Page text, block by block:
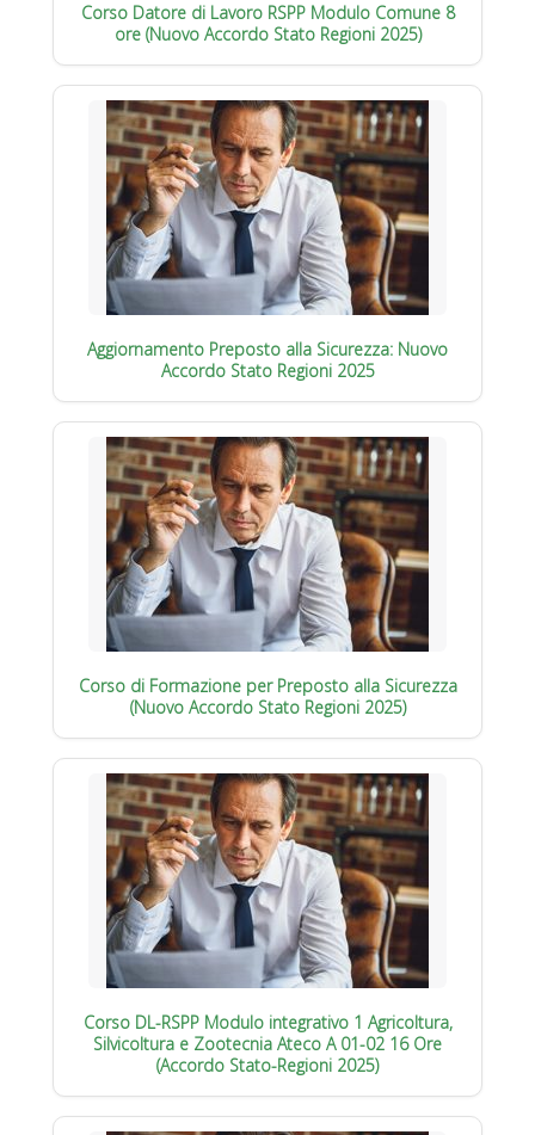
Corso Datore di Lavoro RSPP Modulo Comune 8
ore (Nuovo Accordo Stato Regioni 2025)
Aggiornamento Preposto alla Sicurezza: Nuovo
Accordo Stato Regioni 2025
Corso di Formazione per Preposto alla Sicurezza
(Nuovo Accordo Stato Regioni 2025)
Corso DL-RSPP Modulo integrativo 1 Agricoltura,
Silvicoltura e Zootecnia Ateco A 01-02 16 Ore
(Accordo Stato-Regioni 2025)